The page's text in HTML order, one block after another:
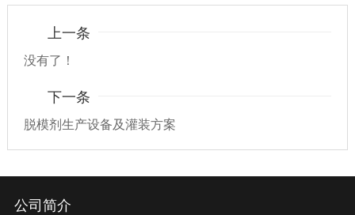
上一条
没有了！
下一条
脱模剂生产设备及灌装方案
公司简介